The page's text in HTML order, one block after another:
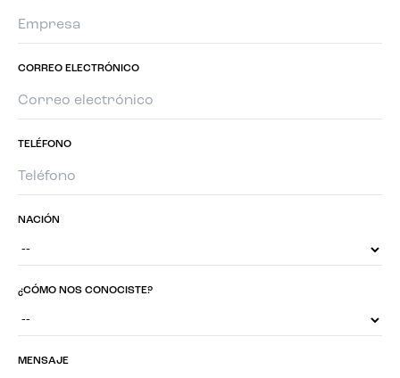
CORREO ELECTRÓNICO
TELÉFONO
NACIÓN
¿CÓMO NOS CONOCISTE?
MENSAJE